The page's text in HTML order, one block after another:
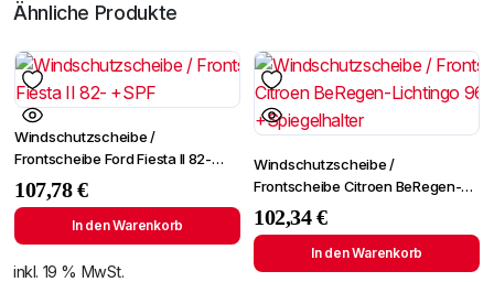
Ähnliche Produkte
Windschutzscheibe /
Frontscheibe Ford Fiesta II 82-
+SPF
107,78€
In den Warenkorb
inkl. 19 % MwSt.
Windschutzscheibe /
Frontscheibe Citroen BeRegen-
Lichtingo 96- +Spiegelhalter
102,34€
In den Warenkorb